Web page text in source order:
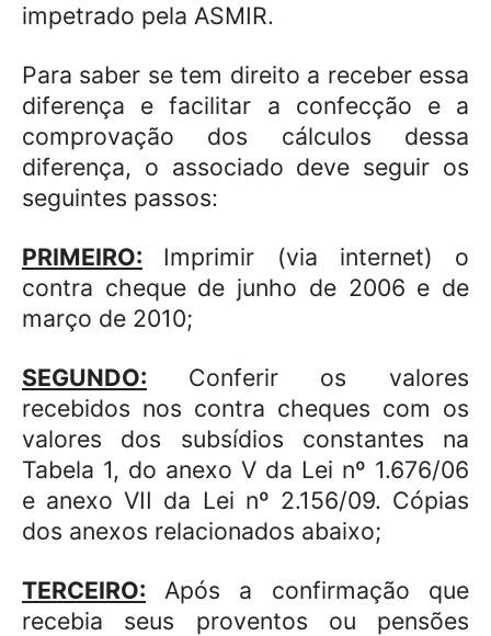
impetrado pela ASMIR.
Para saber se tem direito a receber essa
diferença e facilitar a confecção e a
comprovação dos cálculos dessa
diferença, o associado deve seguir os
seguintes passos:
PRIMEIRO:
Imprimir (via internet) o
contra cheque de junho de 2006 e de
março de 2010;
SEGUNDO:
Conferir os valores
recebidos nos contra cheques com os
valores dos subsídios constantes na
Tabela 1, do anexo V da Lei nº 1.676/06
e anexo VII da Lei nº 2.156/09. Cópias
dos anexos relacionados abaixo;
TERCEIRO:
Após a confirmação que
recebia seus proventos ou pensões